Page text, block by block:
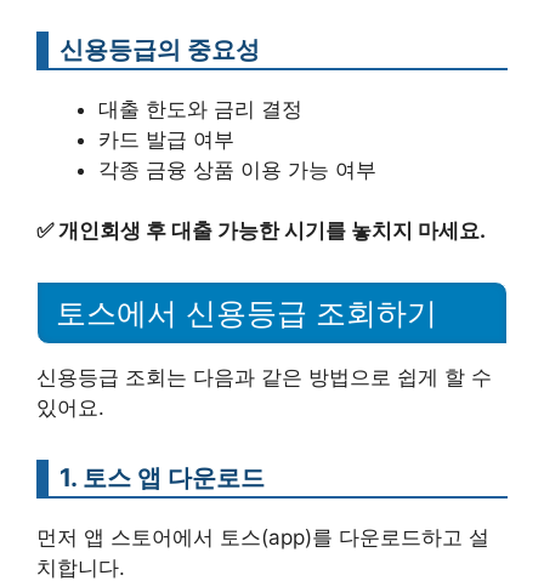
신용등급의 중요성
대출 한도와 금리 결정
카드 발급 여부
각종 금융 상품 이용 가능 여부
✅개인회생 후 대출 가능한 시기를 놓치지 마세요.
토스에서 신용등급 조회하기
신용등급 조회는 다음과 같은 방법으로 쉽게 할 수
있어요.
1. 토스 앱 다운로드
먼저 앱 스토어에서 토스(app)를 다운로드하고 설
치합니다.